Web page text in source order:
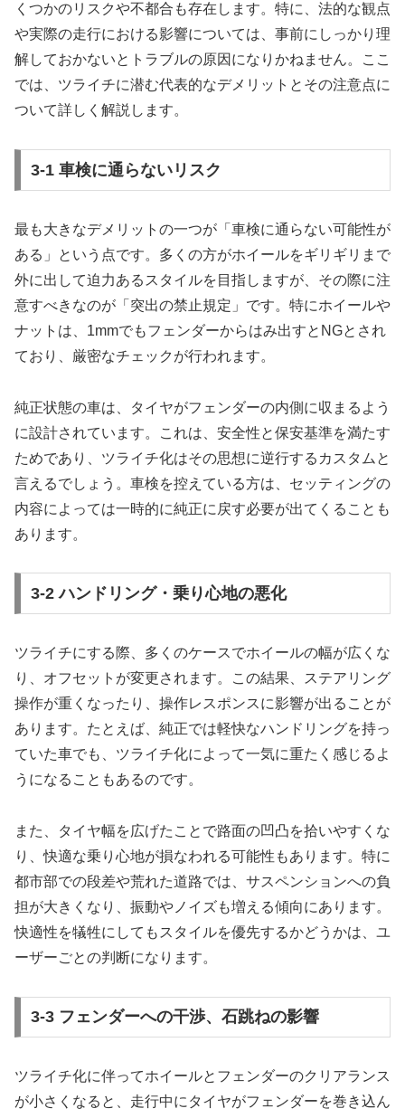
くつかのリスクや不都合も存在します。特に、法的な観点
や実際の走行における影響については、事前にしっかり理
解しておかないとトラブルの原因になりかねません。ここ
では、ツライチに潜む代表的なデメリットとその注意点に
ついて詳しく解説します。
3-1 車検に通らないリスク
最も大きなデメリットの一つが「車検に通らない可能性が
ある」という点です。多くの方がホイールをギリギリまで
外に出して迫力あるスタイルを目指しますが、その際に注
意すべきなのが「突出の禁止規定」です。特にホイールや
ナットは、1mmでもフェンダーからはみ出すとNGとされ
ており、厳密なチェックが行われます。
純正状態の車は、タイヤがフェンダーの内側に収まるよう
に設計されています。これは、安全性と保安基準を満たす
ためであり、ツライチ化はその思想に逆行するカスタムと
言えるでしょう。車検を控えている方は、セッティングの
内容によっては一時的に純正に戻す必要が出てくることも
あります。
3-2 ハンドリング・乗り心地の悪化
ツライチにする際、多くのケースでホイールの幅が広くな
り、オフセットが変更されます。この結果、ステアリング
操作が重くなったり、操作レスポンスに影響が出ることが
あります。たとえば、純正では軽快なハンドリングを持っ
ていた車でも、ツライチ化によって一気に重たく感じるよ
うになることもあるのです。
また、タイヤ幅を広げたことで路面の凹凸を拾いやすくな
り、快適な乗り心地が損なわれる可能性もあります。特に
都市部での段差や荒れた道路では、サスペンションへの負
担が大きくなり、振動やノイズも増える傾向にあります。
快適性を犠牲にしてもスタイルを優先するかどうかは、ユ
ーザーごとの判断になります。
3-3 フェンダーへの干渉、石跳ねの影響
ツライチ化に伴ってホイールとフェンダーのクリアランス
が小さくなると、走行中にタイヤがフェンダーを巻き込ん